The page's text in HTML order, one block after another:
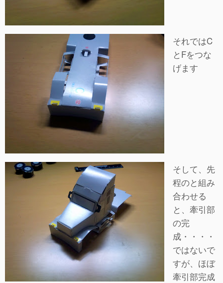
それではC
とFをつな
げます
そして、先
程のと組み
合わせる
と、牽引部
の完
成・・・・
ではないで
すが、ほぼ
牽引部完成